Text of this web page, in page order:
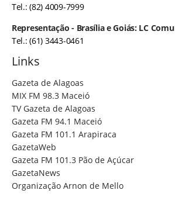
Tel.: (82) 4009-7999
Representação - Brasília e Goiás: LC
Tel.: (61) 3443-0461
Links
Gazeta de Alagoas
MIX FM 98.3 Maceió
TV Gazeta de Alagoas
Gazeta FM 94.1 Maceió
Gazeta FM 101.1 Arapiraca
GazetaWeb
Gazeta FM 101.3 Pão de Açúcar
GazetaNews
Organização Arnon de Mello